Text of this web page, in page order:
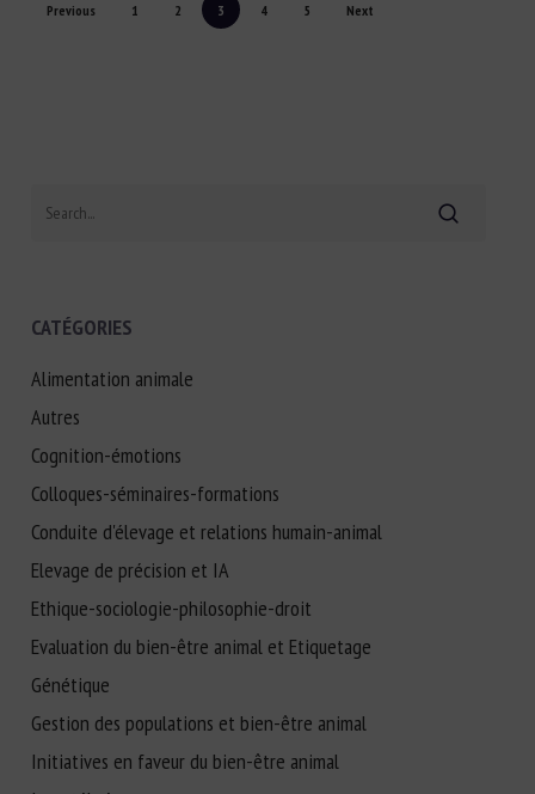
Previous 1 2 3 4 5 Next
CATÉGORIES
Alimentation animale
Autres
Cognition-émotions
Colloques-séminaires-formations
Conduite d'élevage et relations humain-animal
Elevage de précision et IA
Ethique-sociologie-philosophie-droit
Evaluation du bien-être animal et Etiquetage
Génétique
Gestion des populations et bien-être animal
Initiatives en faveur du bien-être animal